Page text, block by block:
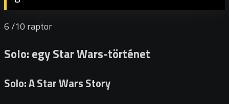
6/10 raptor
Solo: egy Star Wars-történet
Solo: A Star Wars Story